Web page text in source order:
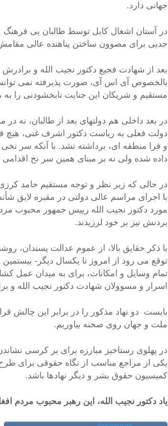
جهانی دارد.
در آستان اشغال کابل توسط طالبان بی فرهنگ
جدیی برای مصوون ساختن پناهنده عالی مقامش
بعد از شهادت فجیع دکتور نجیب الله و
بالخصوص آی اس آی، صورت پذیرفته نمی
مستقیم و شریکان این جنایت نابخشودنی را به
در بعد داخلی هم دولتهای بعد از طالبان،
دولت فعلی به ریاست دکتور اشرف غنی،
و فرا منطقه ای، برداشته نشد. با آنکه سر
داده شده ولی نه بر مبنای همین سر نخ
در حالی که زیر نظر و توجه مستقیم حامد
با اجرای مراسم عالی دولتی در مقبره لایق
مورد دکتور نجیب الله رییس جمهور محبوب مردم
بردنش نیز بر خود لرزیدند.
با ذکر حقایق بالا، از عموم عدالت پسندان،
توقع می رود از امروز تا یکسال دیگر- بیستمین
تمام وسایل و امکانات، برای به میدان عمل
اسرار و مسوولان شهادت دکتور نجیب الله و
بایست دو نهاد مذکور را در برابر این چالش
ملت و جهان روی صحنه بیاوریم.
در پهلوی رستاخیز مبارزه برای بر کرسی
یکی از مراجع مناسب از نگاه حقوقی برای طرح
کمیسیون حقوق بشر و دیگر نهادها باشد.
یاد دکتور نجیب الله، این رهبر محبوب مردم